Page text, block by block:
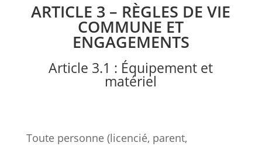
ARTICLE 3 – RÈGLES DE VIE
COMMUNE ET
ENGAGEMENTS
Article 3.1 : Équipement et
matériel
Toute personne (licencié, parent,